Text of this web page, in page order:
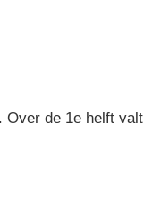
Over de 1e helft valt